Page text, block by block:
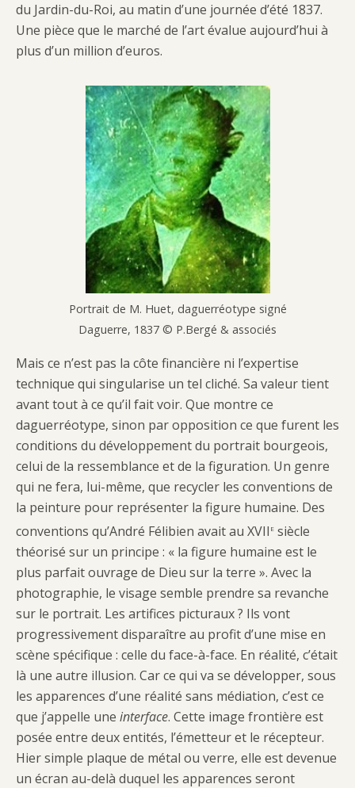
du Jardin-du-Roi, au matin d’une journée d’été 1837.
Une pièce que le marché de l’art évalue aujourd’hui à
plus d’un million d’euros.
Portrait de M. Huet, daguerréotype signé
Daguerre, 1837 © P.Bergé & associés
Mais ce n’est pas la côte financière ni l’expertise
technique qui singularise un tel cliché. Sa valeur tient
avant tout à ce qu’il fait voir. Que montre ce
daguerréotype, sinon par opposition ce que furent les
conditions du développement du portrait bourgeois,
celui de la ressemblance et de la figuration. Un genre
qui ne fera, lui-même, que recycler les conventions de
la peinture pour représenter la figure humaine. Des
conventions qu’André Félibien avait au XVIIe siècle
théorisé sur un principe : « la figure humaine est le
plus parfait ouvrage de Dieu sur la terre ». Avec la
photographie, le visage semble prendre sa revanche
sur le portrait. Les artifices picturaux ? Ils vont
progressivement disparaître au profit d’une mise en
scène spécifique : celle du face-à-face. En réalité, c’était
là une autre illusion. Car ce qui va se développer, sous
les apparences d’une réalité sans médiation, c’est ce
que j’appelle une interface. Cette image frontière est
posée entre deux entités, l’émetteur et le récepteur.
Hier simple plaque de métal ou verre, elle est devenue
un écran au-delà duquel les apparences seront